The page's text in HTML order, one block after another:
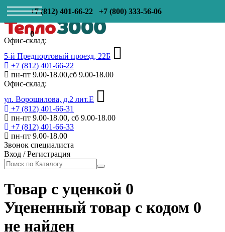
+7 (812) 401-66-22 +7 (800) 333-56-06
0
Офис-склад:
5-й Предпортовый проезд, 22Б
+7 (812) 401-66-22
пн-пт 9.00-18.00,сб 9.00-18.00
Офис-склад:
ул. Ворошилова, д.2 лит.Е
+7 (812) 401-66-31
пн-пт 9.00-18.00, сб 9.00-18.00
+7 (812) 401-66-33
пн-пт 9.00-18.00
Звонок специалиста
Вход /Регистрация
Товар с уценкой 0
Уцененный товар с кодом 0
не найден